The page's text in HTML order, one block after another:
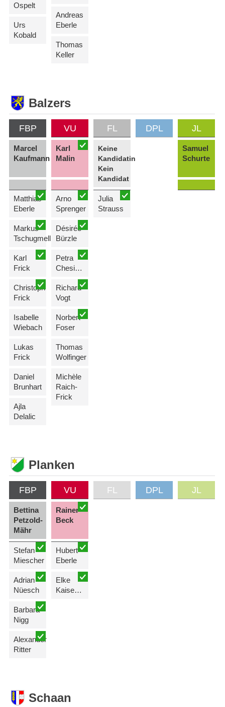
Ospelt
Urs
Kobald
Andreas
Eberle
Thomas
Keller
Balzers
FBP
Marcel
Kaufmann
Matthias
Eberle
Markus
Tschugmell
Karl
Frick
Christoph
Frick
Isabelle
Wiebach
Lukas
Frick
Daniel
Brunhart
Ajla
Delalic
VU
Karl
Malin
Arno
Sprenger
Désirée
Bürzle
Petra
Chesi-Schelbert
Richard
Vogt
Norbert
Foser
Thomas
Wolfinger
Michèle
Raich-
Frick
FL
Keine
Kandidatin
Kein
Kandidat
Julia
Strauss
DPL JL
Samuel
Schurte
Planken
FBP
Bettina
Petzold-
Mähr
Stefan
Miescher
Adrian
Nüesch
Barbara
Nigg
Alexander
Ritter
VU
Rainer
Beck
Hubert
Eberle
Elke
Kaiser-Gantner
FL DPL JL
Schaan